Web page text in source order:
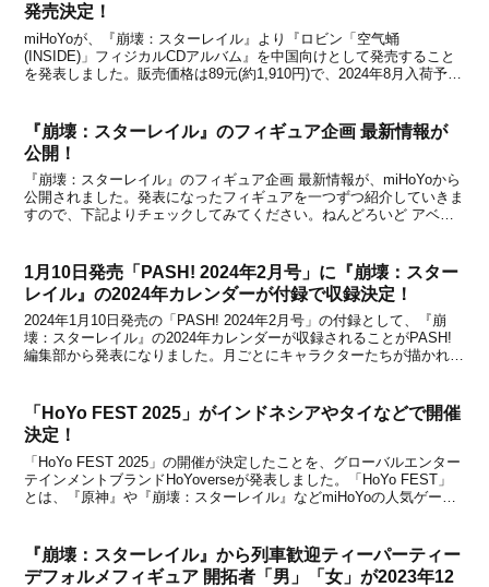
発売決定！
miHoYoが、『崩壊：スターレイル』より『ロビン「空气蛹
(INSIDE)」フィジカルCDアルバム』を中国向けとして発売すること
を発表しました。販売価格は89元(約1,910円)で、2024年8月入荷予定
『崩壊：スターレイル』のフィギュア企画 最新情報が
公開！
『崩壊：スターレイル』のフィギュア企画 最新情報が、miHoYoから
公開されました。発表になったフィギュアを一つずつ紹介していきま
すので、下記よりチェックしてみてください。ねんどろいど アベン
1月10日発売「PASH! 2024年2月号」に『崩壊：スター
レイル』の2024年カレンダーが付録で収録決定！
2024年1月10日発売の「PASH! 2024年2月号」の付録として、『崩
壊：スターレイル』の2024年カレンダーが収録されることがPASH!
編集部から発表になりました。月ごとにキャラクターたちが描かれた
「HoYo FEST 2025」がインドネシアやタイなどで開催
決定！
「HoYo FEST 2025」の開催が決定したことを、グローバルエンター
テインメントブランドHoYoverseが発表しました。「HoYo FEST」
とは、『原神』や『崩壊：スターレイル』などmiHoYoの人気ゲーム
『崩壊：スターレイル』から列車歓迎ティーパーティー
デフォルメフィギュア 開拓者「男」「女」が2023年12